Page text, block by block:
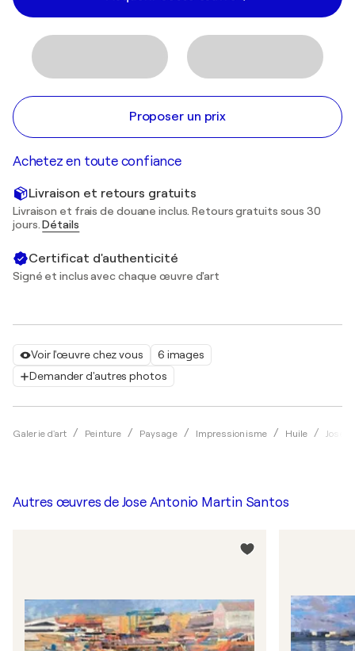
Voir l'œuvre chez vous
6 images
Demander d'autres photos
Galerie d'art Peinture Paysage Impressionisme Huile Jose
Proposer un prix
Achetez en toute confiance
Livraison et retours gratuits
Livraison et frais de douane inclus. Retours gratuits sous 30
jours.Détails
Certificat d'authenticité
Signé et inclus avec chaque œuvre d'art
Autres œuvres de Jose Antonio Martin Santos